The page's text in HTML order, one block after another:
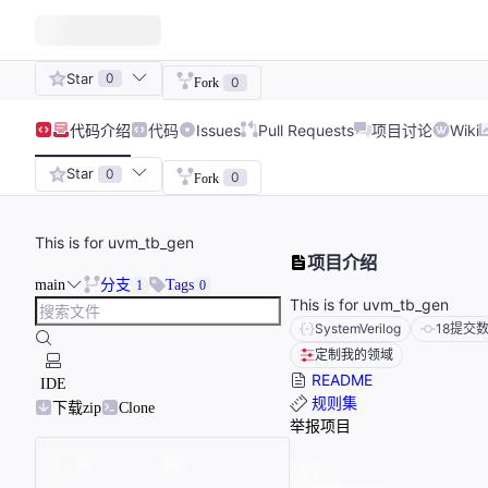
Star 0 Fork 0
代码介绍 代码 Issues Pull Requests 项目讨论 Wiki
Star 0 Fork 0
This is for uvm_tb_gen
main 分支 1 Tags 0
IDE
下载zip
Clone
项目介绍
This is for uvm_tb_gen
SystemVerilog 18提交数
定制我的领域
README
规则集
举报项目